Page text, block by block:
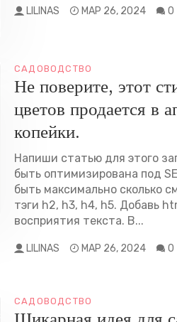
LILINAS МАР 26, 2024 0
САДОВОДСТВО
Не поверите, этот
цветов продается в
копейки.
Напиши статью для этого
быть оптимизирована под
быть максимально сколько
тэги h2, h3, h4, h5. Добавь
восприятия текста. В...
LILINAS МАР 26, 2024 0
САДОВОДСТВО